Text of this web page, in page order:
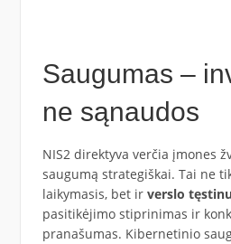
Saugumas –
ne sąnaudos
NIS2 direktyva verčia įmones
saugumą strategiškai. Tai ne
laikymasis, bet ir verslo
pasitikėjimo stiprinimas ir
pranašumas. Kibernetinio